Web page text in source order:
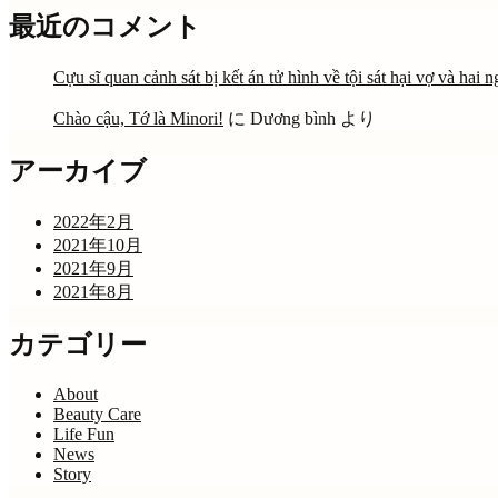
最近のコメント
Cựu sĩ quan cảnh sát bị kết án tử hình về tội sát hại vợ và hai
Chào cậu, Tớ là Minori! に Dương bình より
アーカイブ
2022年2月
2021年10月
2021年9月
2021年8月
カテゴリー
About
Beauty Care
Life Fun
News
Story